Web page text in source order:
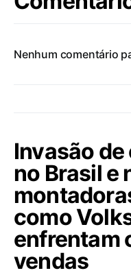
Nenhum comentário
Invasão
no Brasil e
como
enfrentam
vendas